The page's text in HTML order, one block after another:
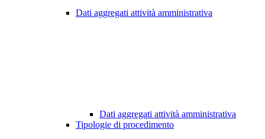
Dati aggregati attività amministrativa
Dati aggregati attività amministrativa
Tipologie di procedimento